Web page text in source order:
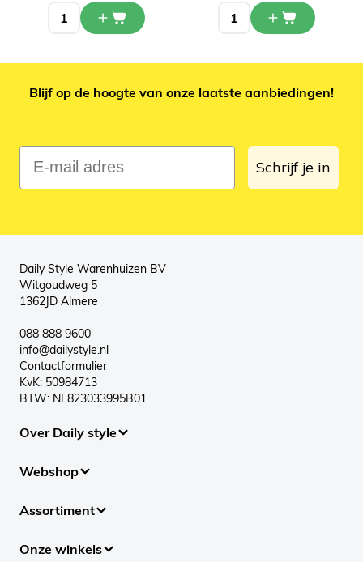
Blijf op de hoogte van onze laatste aanbiedingen!
E-mail adres
Schrijf je in
Daily Style Warenhuizen BV
Witgoudweg 5
1362JD Almere
088 888 9600
info@dailystyle.nl
Contactformulier
KvK: 50984713
BTW: NL823033995B01
Over Daily style
Webshop
Assortiment
Onze winkels